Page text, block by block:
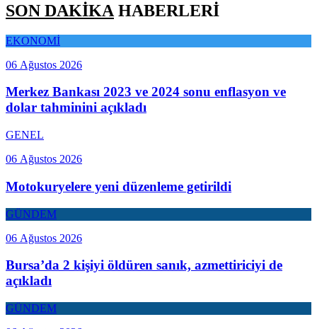
SON DAKİKA HABERLERİ
EKONOMİ
06 Ağustos 2026
Merkez Bankası 2023 ve 2024 sonu enflasyon ve
dolar tahminini açıkladı
GENEL
06 Ağustos 2026
Motokuryelere yeni düzenleme getirildi
GÜNDEM
06 Ağustos 2026
Bursa’da 2 kişiyi öldüren sanık, azmettiriciyi de
açıkladı
GÜNDEM